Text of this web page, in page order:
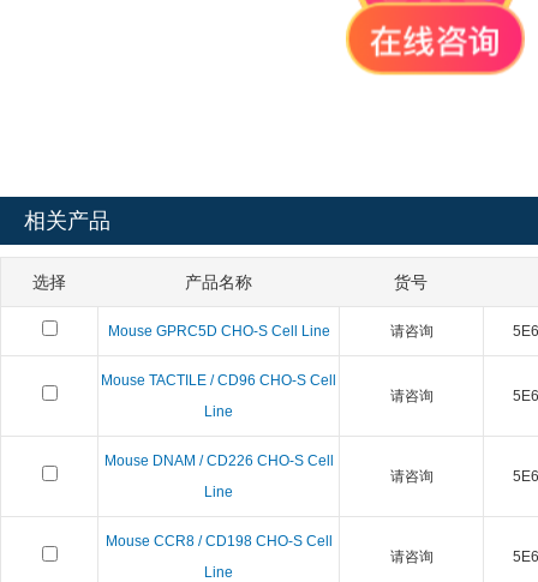
相关产品
选择 产品名称 货号
Mouse GPRC5D CHO-S Cell Line 请咨询
Mouse TACTILE / CD96 CHO-S Cell
Line
请咨询
Mouse DNAM / CD226 CHO-S Cell
Line
请咨询
Mouse CCR8 / CD198 CHO-S Cell
Line
请咨询